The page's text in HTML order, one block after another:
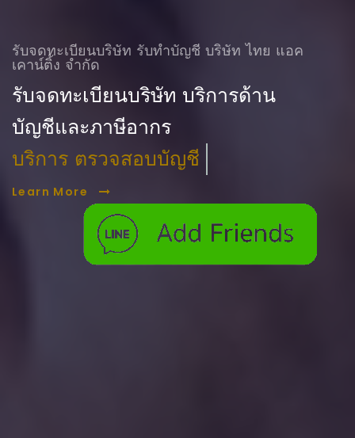
รับจดทะเบียนบริษัท รับทําบัญชี บริษัท ไทย แอค
เคาน์ติ้ง จำกัด
รับจดทะเบียนบริษัท บริการด้าน
บัญชีและภาษีอากร
บริการ ตรวจสอบบัญชี
Learn More